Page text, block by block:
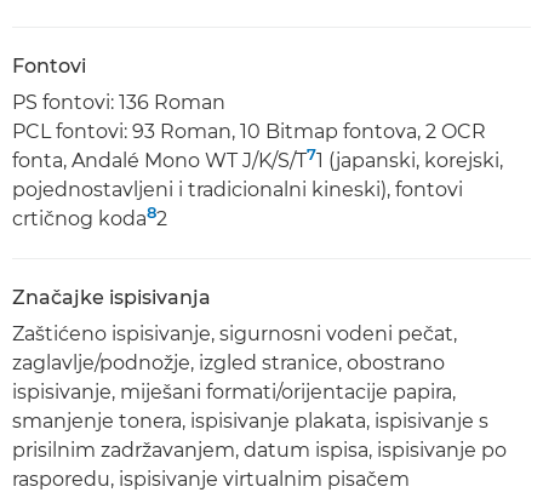
Fontovi
PS fontovi: 136 Roman
PCL fontovi: 93 Roman, 10 Bitmap fontova, 2 OCR
fonta, Andalé Mono WT J/K/S/T71 (japanski, korejski,
pojednostavljeni i tradicionalni kineski), fontovi
crtičnog koda82
Značajke ispisivanja
Zaštićeno ispisivanje, sigurnosni vodeni pečat,
zaglavlje/podnožje, izgled stranice, obostrano
ispisivanje, miješani formati/orijentacije papira,
smanjenje tonera, ispisivanje plakata, ispisivanje s
prisilnim zadržavanjem, datum ispisa, ispisivanje po
rasporedu, ispisivanje virtualnim pisačem